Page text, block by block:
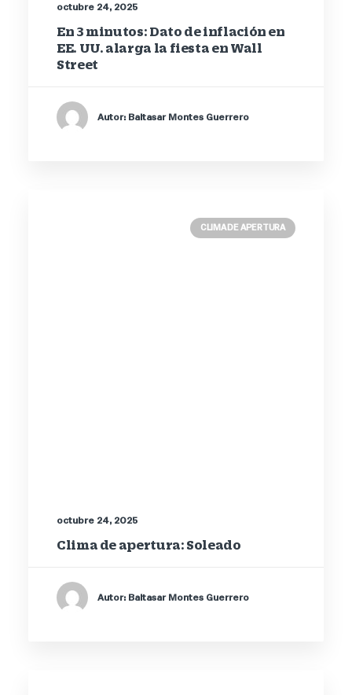
octubre 24, 2025
En 3 minutos: Dato de inflación en
EE. UU. alarga la fiesta en Wall
Street
Autor: Baltasar Montes Guerrero
CLIMA DE APERTURA
octubre 24, 2025
Clima de apertura: Soleado
Autor: Baltasar Montes Guerrero